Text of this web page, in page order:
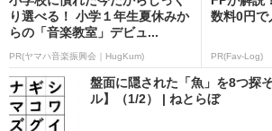
り選べる！ 小学１年生夏休みか
らの「音楽教室」デビュ...
PR(ヤマハ音楽振興会｜HugKum)
数料0円で
PR(Fav-Log)
盤面に隠された「魚」を8つ探
ル】（1/2） | ねとらぼ